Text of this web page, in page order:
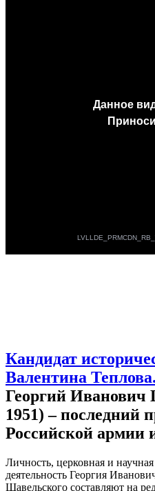
Кандидат
Валентина Теплова.
Георгий Иванович
1951) – последний
Российской армии
Личность, церковная и научная
деятельность Георгия
Шавельского составляют на